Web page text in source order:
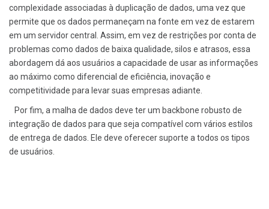
complexidade associadas à duplicação de dados, uma vez que
permite que os dados permaneçam na fonte em vez de estarem
em um servidor central. Assim, em vez de restrições por conta de
problemas como dados de baixa qualidade, silos e atrasos, essa
abordagem dá aos usuários a capacidade de usar as informações
ao máximo como diferencial de eficiência, inovação e
competitividade para levar suas empresas adiante.
Por fim, a malha de dados deve ter um backbone robusto de
integração de dados para que seja compatível com vários estilos
de entrega de dados. Ele deve oferecer suporte a todos os tipos
de usuários.